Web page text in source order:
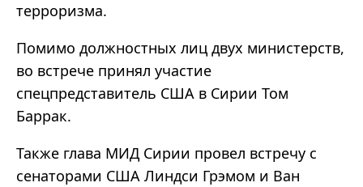
терроризма.
Помимо должностных лиц двух министерств,
во встрече принял участие
спецпредставитель США в Сирии Том
Баррак.
Также глава МИД Сирии провел встречу с
сенаторами США Линдси Грэмом и Ван